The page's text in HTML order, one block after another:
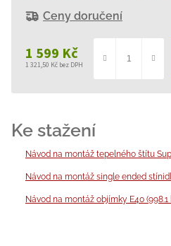
1 599 Kč
1 321,50 Kč bez DPH
cena:
Ceny doručení
Návod na montáž tepelného štítu
Návod na montáž single ended
Návod na montáž objímky E40 (998.1